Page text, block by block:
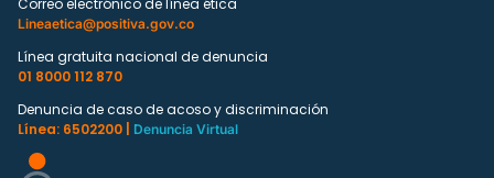
Correo electrónico de línea ética
Lineaetica@positiva.gov.co
Línea gratuita nacional de denuncia
01 8000 112 870
Denuncia de caso de acoso y discriminación
Línea: 6502200 |
Denuncia Virtual